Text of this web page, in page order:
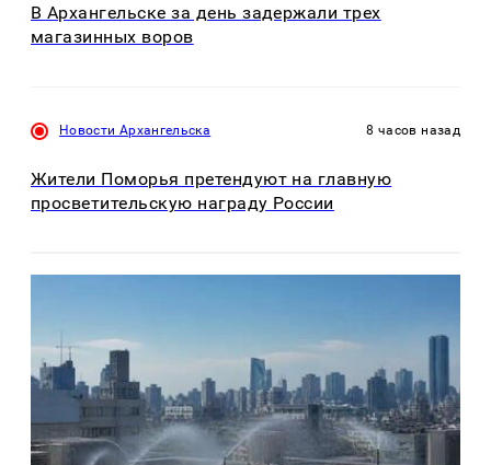
В Архангельске за день задержали трех
магазинных воров
Новости Архангельска 8 часов назад
Жители Поморья претендуют на главную
просветительскую награду России